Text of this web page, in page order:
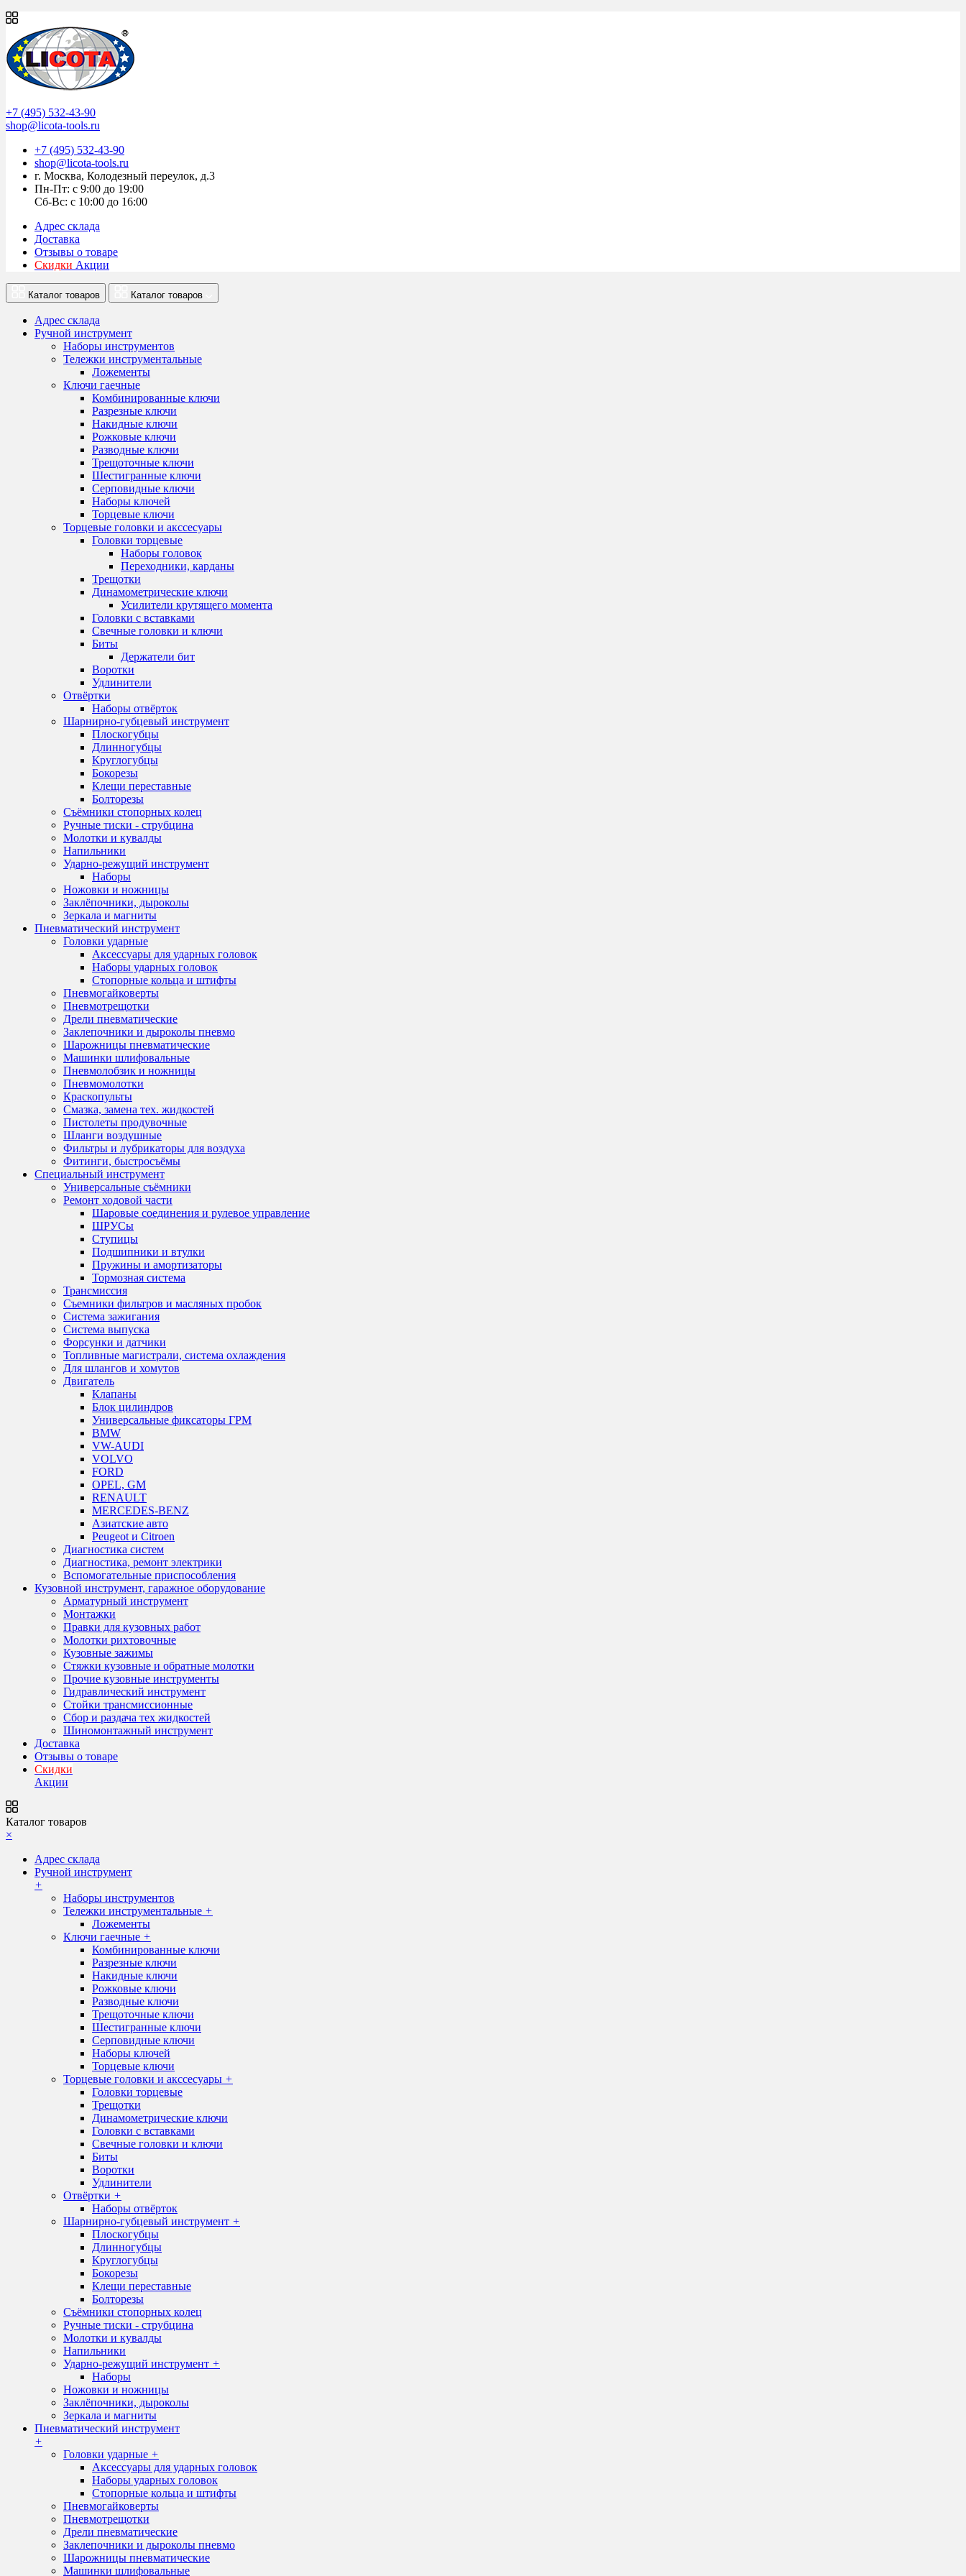
+7 (495) 532-43-90
shop@licota-tools.ru
+7 (495) 532-43-90
shop@licota-tools.ru
г. Москва, Колодезный переулок, д.3
Пн-Пт: с 9:00 до 19:00
Сб-Вс: с 10:00 до 16:00
Адрес склада
Доставка
Отзывы о товаре
Скидки Акции
Каталог товаров Каталог товаров
Адрес склада
Ручной инструмент
Наборы инструментов
Тележки инструментальные
Ложементы
Ключи гаечные
Комбинированные ключи
Разрезные ключи
Накидные ключи
Рожковые ключи
Разводные ключи
Трещоточные ключи
Шестигранные ключи
Серповидные ключи
Наборы ключей
Торцевые ключи
Торцевые головки и акссесуары
Головки торцевые
Наборы головок
Переходники, карданы
Трещотки
Динамометрические ключи
Усилители крутящего момента
Головки с вставками
Свечные головки и ключи
Биты
Держатели бит
Воротки
Удлинители
Отвёртки
Наборы отвёрток
Шарнирно-губцевый инструмент
Плоскогубцы
Длинногубцы
Круглогубцы
Бокорезы
Клещи переставные
Болторезы
Съёмники стопорных колец
Ручные тиски - струбцина
Молотки и кувалды
Напильники
Ударно-режущий инструмент
Наборы
Ножовки и ножницы
Заклёпочники, дыроколы
Зеркала и магниты
Пневматический инструмент
Головки ударные
Аксессуары для ударных головок
Наборы ударных головок
Стопорные кольца и штифты
Пневмогайковерты
Пневмотрещотки
Дрели пневматические
Заклепочники и дыроколы пневмо
Шарожницы пневматические
Машинки шлифовальные
Пневмолобзик и ножницы
Пневмомолотки
Краскопульты
Смазка, замена тех. жидкостей
Пистолеты продувочные
Шланги воздушные
Фильтры и лубрикаторы для воздуха
Фитинги, быстросъёмы
Специальный инструмент
Универсальные съёмники
Ремонт ходовой части
Шаровые соединения и рулевое управление
ШРУСы
Ступицы
Подшипники и втулки
Пружины и амортизаторы
Тормозная система
Трансмиссия
Съемники фильтров и масляных пробок
Система зажигания
Система выпуска
Форсунки и датчики
Топливные магистрали, система охлаждения
Для шлангов и хомутов
Двигатель
Клапаны
Блок цилиндров
Универсальные фиксаторы ГРМ
BMW
VW-AUDI
VOLVO
FORD
OPEL, GM
RENAULT
MERCEDES-BENZ
Азиатские авто
Peugeot и Citroen
Диагностика систем
Диагностика, ремонт электрики
Вспомогательные приспособления
Кузовной инструмент, гаражное оборудование
Арматурный инструмент
Монтажки
Правки для кузовных работ
Молотки рихтовочные
Кузовные зажимы
Стяжки кузовные и обратные молотки
Прочие кузовные инструменты
Гидравлический инструмент
Стойки трансмиссионные
Сбор и раздача тех жидкостей
Шиномонтажный инструмент
Доставка
Отзывы о товаре
Скидки
Акции
Каталог товаров
×
Адрес склада
Ручной инструмент
+
Наборы инструментов
Тележки инструментальные +
Ложементы
Ключи гаечные +
Комбинированные ключи
Разрезные ключи
Накидные ключи
Рожковые ключи
Разводные ключи
Трещоточные ключи
Шестигранные ключи
Серповидные ключи
Наборы ключей
Торцевые ключи
Торцевые головки и акссесуары +
Головки торцевые
Трещотки
Динамометрические ключи
Головки с вставками
Свечные головки и ключи
Биты
Воротки
Удлинители
Отвёртки +
Наборы отвёрток
Шарнирно-губцевый инструмент +
Плоскогубцы
Длинногубцы
Круглогубцы
Бокорезы
Клещи переставные
Болторезы
Съёмники стопорных колец
Ручные тиски - струбцина
Молотки и кувалды
Напильники
Ударно-режущий инструмент +
Наборы
Ножовки и ножницы
Заклёпочники, дыроколы
Зеркала и магниты
Пневматический инструмент
+
Головки ударные +
Аксессуары для ударных головок
Наборы ударных головок
Стопорные кольца и штифты
Пневмогайковерты
Пневмотрещотки
Дрели пневматические
Заклепочники и дыроколы пневмо
Шарожницы пневматические
Машинки шлифовальные